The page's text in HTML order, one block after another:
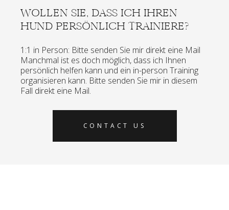
WOLLEN SIE, DASS ICH IHREN
HUND PERSÖNLICH TRAINIERE?
1:1 in Person: Bitte senden Sie mir direkt eine Mail
Manchmal ist es doch möglich, dass ich Ihnen
persönlich helfen kann und ein in-person Training
organisieren kann. Bitte senden Sie mir in diesem
Fall direkt eine Mail.
CONTACT US